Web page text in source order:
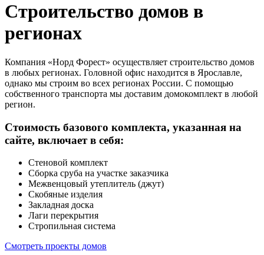
Строительство домов в
регионах
Компания «Норд Форест» осуществляет строительство домов
в любых регионах. Головной офис находится в Ярославле,
однако мы строим во всех регионах России. С помощью
собственного транспорта мы доставим домокомплект в любой
регион.
Стоимость базового комплекта, указанная на
сайте, включает в себя:
Cтеновой комплект
Сборка сруба на участке заказчика
Межвенцовый утеплитель (джут)
Скобяные изделия
Закладная доска
Лаги перекрытия
Стропильная система
Смотреть проекты домов